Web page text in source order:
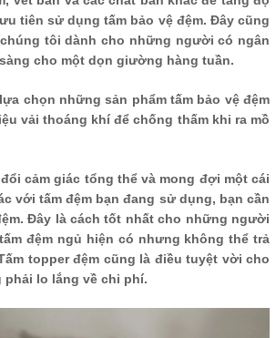
tiên sử dụng tấm bảo vệ đệm. Đây cũng
tôi dành cho những người có ngân
cho một dọn giường hàng tuần.
chọn những sản phẩm tấm bảo vệ đệm
vải thoáng khí để chống thấm khi ra mồ
cảm giác tổng thể và mong đợi một cái
với tấm đệm bạn đang sử dụng, bạn cần
Đây là cách tốt nhất cho những người
đệm ngủ hiện có nhưng không thể trả
topper đệm cũng là điều tuyệt vời cho
lo lắng về chi phí.